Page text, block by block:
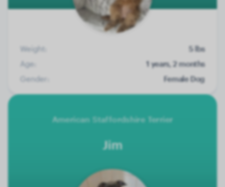
Weight:
5 lbs
Age:
1 years, 2 months
Gender:
Female Dog
American Staffordshire Terrier
Jim